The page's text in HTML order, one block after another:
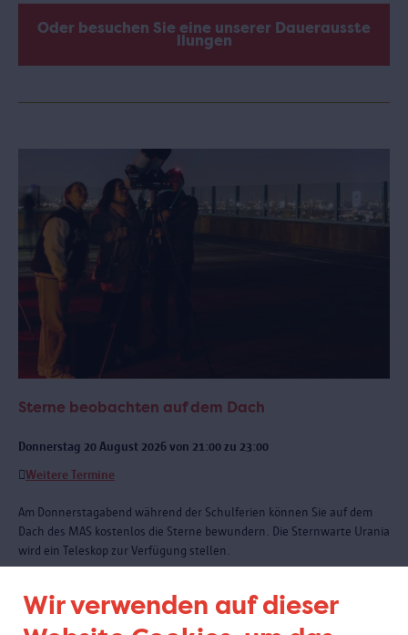
Wir verwenden auf dieser
Oder besuchen Sie eine unserer Dauerausste
llungen
Sterne beobachten auf dem Dach
Donnerstag 20 August 2026 von 21:00 zu 23:00
Weitere Termine
Am Donnerstagabend während der Schulferien können Sie auf dem
Dach des MAS kostenlos die Sterne bewundern. Die Sternwarte Urania
wird ein Teleskop zur Verfügung stellen.